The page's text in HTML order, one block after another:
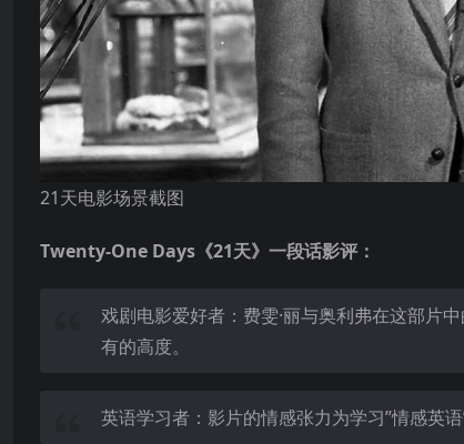
21天电影场景截图
Twenty-One Days《21天》一段话影评：
戏剧电影爱好者：费雯·丽与奥利弗在这部片
有的高度。
英语学习者：影片的情感张力为学习”情感英